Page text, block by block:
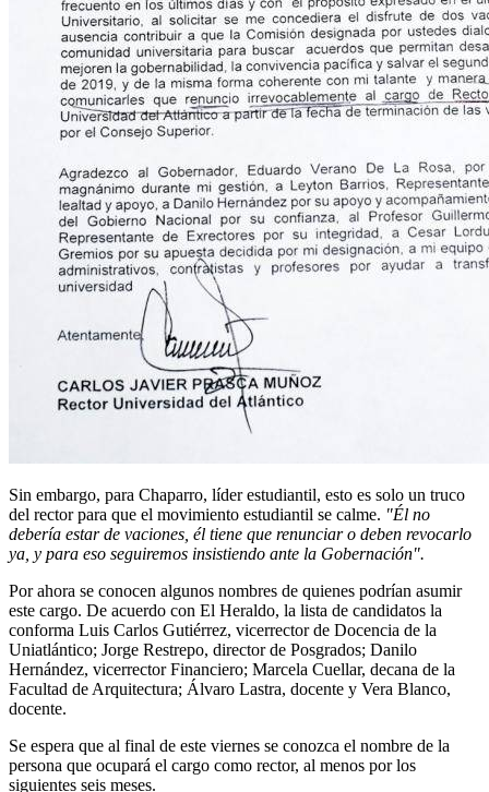
Sin embargo, para Chaparro, líder estudiantil, esto es solo un truco
del rector para que el movimiento estudiantil se calme. "Él no
debería estar de vaciones, él tiene que renunciar o deben revocarlo
ya, y para eso seguiremos insistiendo ante la Gobernación".
Por ahora se conocen algunos nombres de quienes podrían asumir
este cargo. De acuerdo con El Heraldo, la lista de candidatos la
conforma Luis Carlos Gutiérrez, vicerrector de Docencia de la
Uniatlántico; Jorge Restrepo, director de Posgrados; Danilo
Hernández, vicerrector Financiero; Marcela Cuellar, decana de la
Facultad de Arquitectura; Álvaro Lastra, docente y Vera Blanco,
docente.
Se espera que al final de este viernes se conozca el nombre de la
persona que ocupará el cargo como rector, al menos por los
siguientes seis meses.